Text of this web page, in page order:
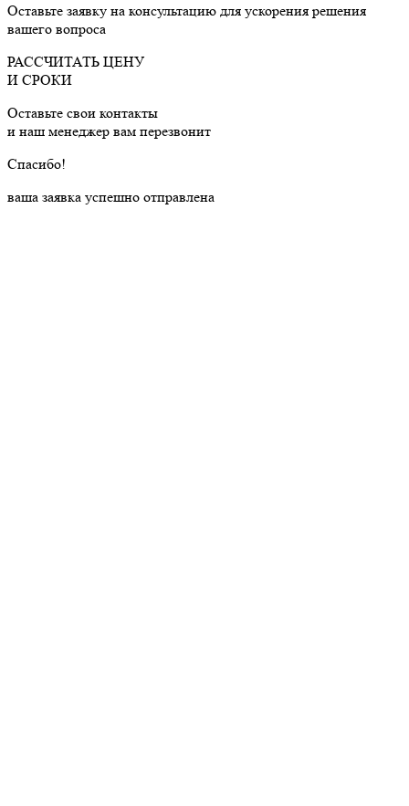
Оставьте заявку на консультацию для ускорения решения
вашего вопроса
РАССЧИТАТЬ ЦЕНУ
И СРОКИ
Оставьте свои контакты
и наш менеджер вам перезвонит
Cпасибо!
ваша заявка успешно отправлена